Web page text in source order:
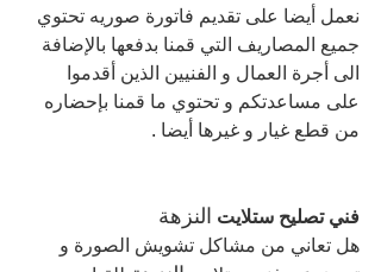
نعمل أيضا على تقديم فاتورة صوريه تحتوي
جميع المصاريف التي قمنا بدفعها بالإضافة
الى أجرة العمال و الفنيين الذين أقدموا
على مساعدتكم و تحتوي ما قمنا بإحضاره
من قطع غيار و غيرها أيضا .
فني تصليح ستلايت النزهة
هل تعاني من مشاكل تشويش الصورة و